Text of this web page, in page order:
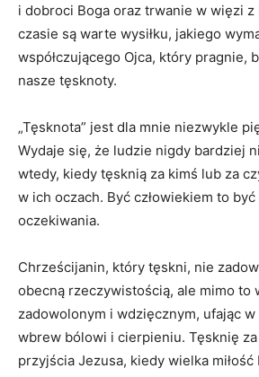
i dobroci Boga oraz trwanie w więzi z
czasie są warte wysiłku, jakiego
współczującego Ojca, który pragnie,
nasze tęsknoty.
„Tęsknota” jest dla mnie niezwykle
Wydaje się, że ludzie nigdy bardziej
wtedy, kiedy tęsknią za kimś lub za
w ich oczach. Być człowiekiem to być
oczekiwania.
Chrześcijanin, który tęskni, nie
obecną rzeczywistością, ale mimo to
zadowolonym i wdzięcznym, ufając
wbrew bólowi i cierpieniu. Tęsknię
przyjścia Jezusa, kiedy wielka